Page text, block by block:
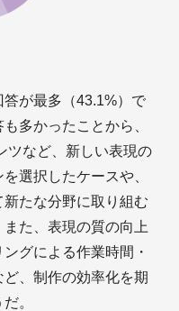
答が最多（43.1%）で
多かったことから、
ツなど、新しい表現の
選択したケースや、
たな分野に取り組む
た、表現の質の向上
グによる作業時間・
、制作の効率化を期
。